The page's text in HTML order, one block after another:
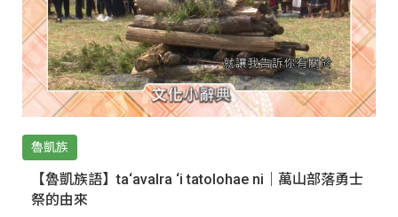
魯凱族
【魯凱族語】ta‘avalra ‘i tatolohae ni｜萬山部落勇士
祭的由來